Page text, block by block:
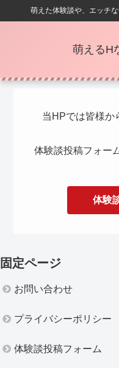
萌えた体験談や、エッチ
萌えるH
当HPでは皆様か
体験談投稿フォー
体験
固定ページ
お問い合わせ
プライバシーポリシー
体験談投稿フォーム